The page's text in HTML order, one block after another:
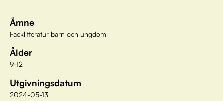
Ämne
Facklitteratur barn och ungdom
Ålder
9-12
Utgivningsdatum
2024-05-13